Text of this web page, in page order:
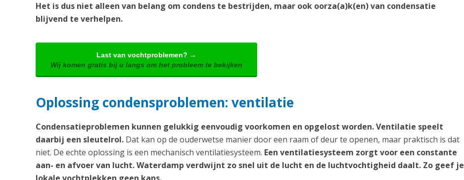
Het is dus niet alleen van belang om condens te bestrijden, maar ook oorza(a)k(en) van condensatie
blijvend te verhelpen.
Last van vochtproblemen? →
Wij komen gratis bij u langs om het probleem te bekijken
Oplossing condensproblemen: ventilatie
Condensatieproblemen kunnen gelukkig eenvoudig voorkomen en opgelost worden. Ventilatie speelt
daarbij een sleutelrol. Dat kan op de ouderwetse manier door een raam of deur te openen, maar praktisch is dat
niet. De echte oplossing is een mechanisch ventilatiesysteem. Een ventilatiesysteem zorgt voor een constante
aan- en afvoer van lucht. Waterdamp verdwijnt zo snel uit de lucht en de luchtvochtigheid daalt. Zo geef je